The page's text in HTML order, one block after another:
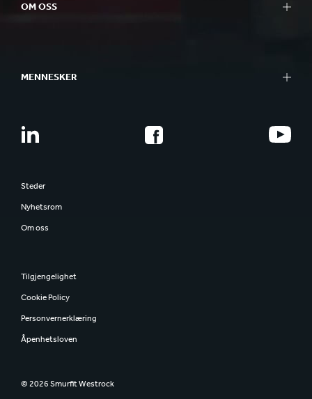
OM OSS
MENNESKER
Steder
Nyhetsrom
Om oss
Tilgjengelighet
Cookie Policy
Personvernerklæring
Åpenhetsloven
© 2026 Smurfit Westrock